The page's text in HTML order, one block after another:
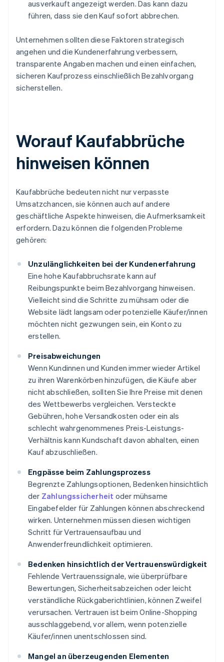
ausverkauft angezeigt werden. Das kann dazu
führen, dass sie den Kauf sofort abbrechen.
Unternehmen sollten diese Faktoren strategisch
angehen und die Kundenerfahrung verbessern,
transparente Angaben machen und einen einfachen,
sicheren Kaufprozess einschließlich Bezahlvorgang
sicherstellen.
Worauf Kaufabbrüche
hinweisen können
Kaufabbrüche bedeuten nicht nur verpasste
Umsatzchancen, sie können auch auf andere
geschäftliche Aspekte hinweisen, die Aufmerksamkeit
erfordern. Dazu können die folgenden Probleme
gehören:
Unzulänglichkeiten bei der Kundenerfahrung
Eine hohe Kaufabbruchsrate kann auf
Reibungspunkte beim Bezahlvorgang hinweisen.
Vielleicht sind die Schritte zu mühsam oder die
Website lädt langsam oder potenzielle Käufer/innen
möchten nicht gezwungen sein, ein Konto zu
erstellen.
Preisabweichungen
Wenn Kundinnen und Kunden immer wieder Artikel
zu ihren Warenkörben hinzufügen, die Käufe aber
nicht abschließen, sollten Sie Ihre Preise mit denen
des Wettbewerbs vergleichen. Versteckte
Gebühren, hohe Versandkosten oder ein als
schlecht wahrgenommenes Preis-Leistungs-
Verhältnis kann Kundschaft davon abhalten, einen
Kauf abzuschließen.
Engpässe beim Zahlungsprozess
Begrenzte Zahlungsoptionen, Bedenken hinsichtlich
der Zahlungssicherheit oder mühsame
Eingabefelder für Zahlungen können abschreckend
wirken. Unternehmen müssen diesen wichtigen
Schritt für Vertrauensaufbau und
Anwenderfreundlichkeit optimieren.
Bedenken hinsichtlich der Vertrauenswürdigkeit
Fehlende Vertrauenssignale, wie überprüfbare
Bewertungen, Sicherheitsabzeichen oder leicht
verständliche Rückgaberichtlinien, können Zweifel
verursachen. Vertrauen ist beim Online-Shopping
ausschlaggebend, vor allem, wenn potenzielle
Käufer/innen unentschlossen sind.
Mangel an überzeugenden Elementen